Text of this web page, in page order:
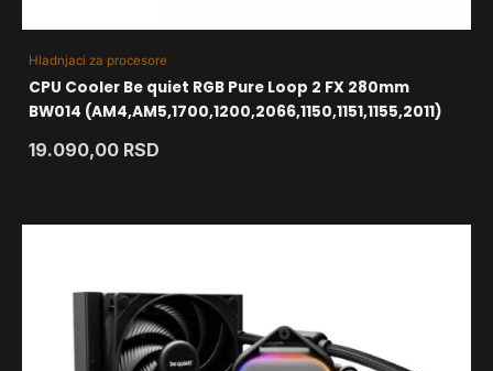
Hladnjaci za procesore
CPU Cooler Be quiet RGB Pure Loop 2 FX 280mm
BW014 (AM4,AM5,1700,1200,2066,1150,1151,1155,2011)
19.090,00 RSD